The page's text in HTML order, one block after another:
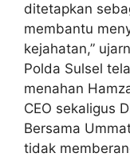
ditetapkan
membantu
kejahatan,”
Polda Sulsel
menahan
CEO sekaligus
Bersama
tidak